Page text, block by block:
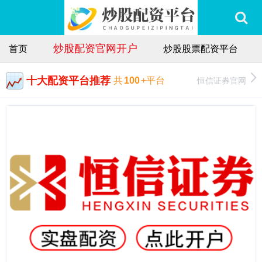
首页 炒股配资官网开户 炒股股票配资平台
十大配资平台推荐 共100+平台 恒信证券官网